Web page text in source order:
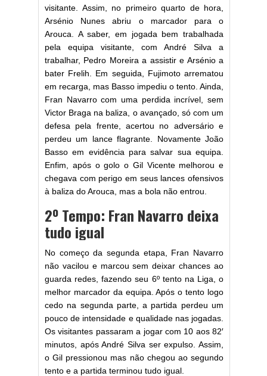
visitante. Assim, no primeiro quarto de hora,
Arsénio Nunes abriu o marcador para o
Arouca. A saber, em jogada bem trabalhada
pela equipa visitante, com André Silva a
trabalhar, Pedro Moreira a assistir e Arsénio a
bater Frelih. Em seguida, Fujimoto arrematou
em recarga, mas Basso impediu o tento. Ainda,
Fran Navarro com uma perdida incrível, sem
Victor Braga na baliza, o avançado, só com um
defesa pela frente, acertou no adversário e
perdeu um lance flagrante. Novamente João
Basso em evidência para salvar sua equipa.
Enfim, após o golo o Gil Vicente melhorou e
chegava com perigo em seus lances ofensivos
à baliza do Arouca, mas a bola não entrou.
2º Tempo: Fran Navarro deixa
tudo igual
No começo da segunda etapa, Fran Navarro
não vacilou e marcou sem deixar chances ao
guarda redes, fazendo seu 6º tento na Liga, o
melhor marcador da equipa. Após o tento logo
cedo na segunda parte, a partida perdeu um
pouco de intensidade e qualidade nas jogadas.
Os visitantes passaram a jogar com 10 aos 82′
minutos, após André Silva ser expulso. Assim,
o Gil pressionou mas não chegou ao segundo
tento e a partida terminou tudo igual.